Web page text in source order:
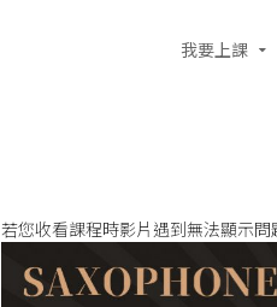
我要上課
若您收看課程時影片遇到無法顯示問